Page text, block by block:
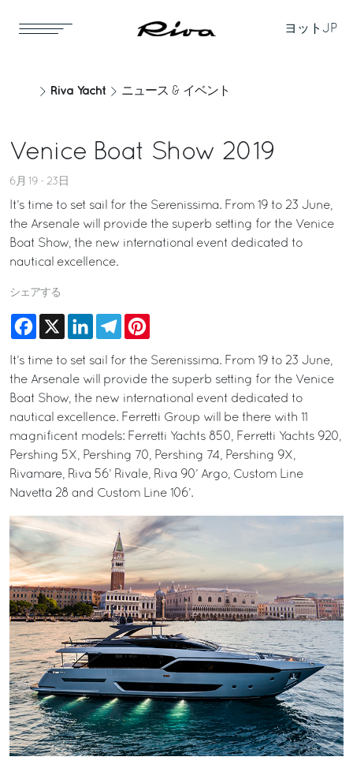
ヨット JP
Riva Yacht ニュース & イベント
Venice Boat Show 2019
6月 19 - 23日
It’s time to set sail for the Serenissima. From 19 to 23 June,
the Arsenale will provide the superb setting for the Venice
Boat Show, the new international event dedicated to
nautical excellence.
シェアする
Facebook
X LinkedInTelegram
It’s time to set sail for the Serenissima. From 19 to 23 June,
the Arsenale will provide the superb setting for the Venice
Boat Show, the new international event dedicated to
nautical excellence. Ferretti Group will be there with 11
magnificent models: Ferretti Yachts 850, Ferretti Yachts 920,
Pershing 5X, Pershing 70, Pershing 74, Pershing 9X,
Rivamare, Riva 56’ Rivale, Riva 90’ Argo, Custom Line
Navetta 28 and Custom Line 106’.